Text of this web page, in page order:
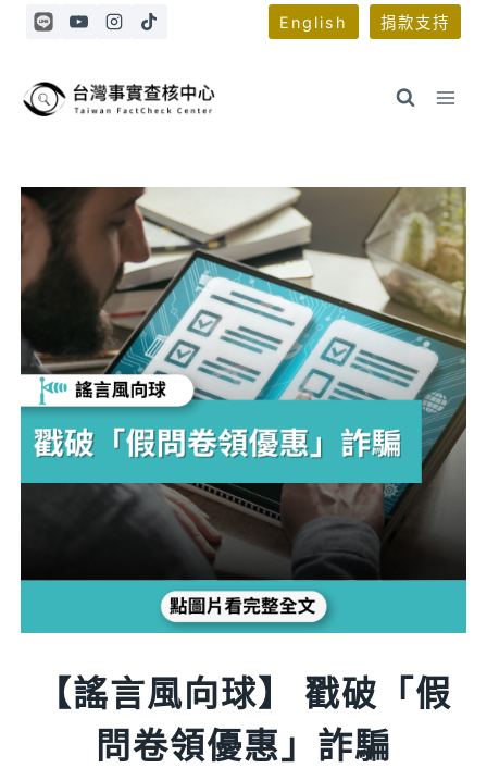
Skip
English 捐款支持
【謠言風向球】 戳破「假
問卷領優惠」詐騙